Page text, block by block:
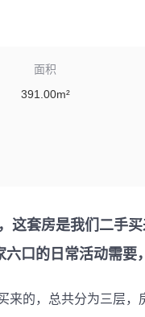
面积
391.00m²
这套房是我们二手
口的日常活动需要
来的，总共分为三层